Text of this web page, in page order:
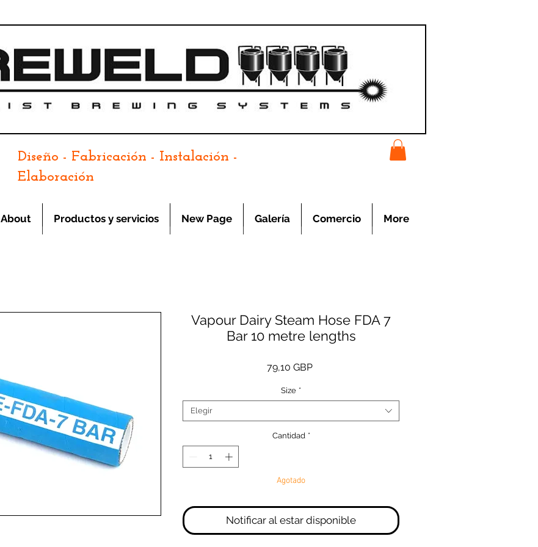
Diseño - Fabricación - Instalación -
Elaboración
About Productos y servicios New Page Galería Comercio More
Vapour Dairy Steam Hose FDA 7
Bar 10 metre lengths
79,10 GBPPrecio
Size *
Elegir
Cantidad *
Agotado
Notificar al estar disponible